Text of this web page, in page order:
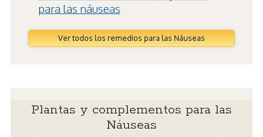
para las náuseas
Ver todos los remedios para las Náuseas
Plantas y complementos para las
Náuseas